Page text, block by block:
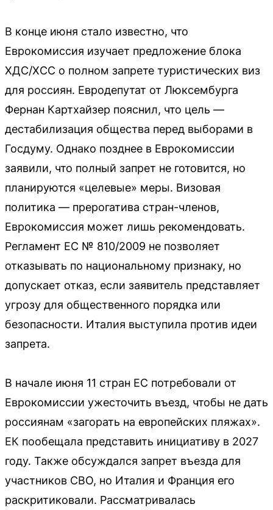
В конце июня стало известно, что
Еврокомиссия изучает предложение блока
ХДС/ХСС о полном запрете туристических виз
для россиян. Евродепутат от Люксембурга
Фернан Картхайзер пояснил, что цель —
дестабилизация общества перед выборами в
Госдуму. Однако позднее в Еврокомиссии
заявили, что полный запрет не готовится, но
планируются «целевые» меры. Визовая
политика — прерогатива стран-членов,
Еврокомиссия может лишь рекомендовать.
Регламент ЕС № 810/2009 не позволяет
отказывать по национальному признаку, но
допускает отказ, если заявитель представляет
угрозу для общественного порядка или
безопасности. Италия выступила против идеи
запрета.
В начале июня 11 стран ЕС потребовали от
Еврокомиссии ужесточить въезд, чтобы не дать
россиянам «загорать на европейских пляжах».
ЕК пообещала представить инициативу в 2027
году. Также обсуждался запрет въезда для
участников СВО, но Италия и Франция его
раскритиковали. Рассматривалась